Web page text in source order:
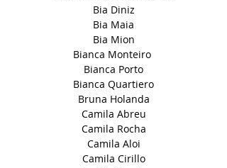
Bia Diniz
Bia Maia
Bia Mion
Bianca Monteiro
Bianca Porto
Bianca Quartiero
Bruna Holanda
Camila Abreu
Camila Rocha
Camila Aloi
Camila Cirillo